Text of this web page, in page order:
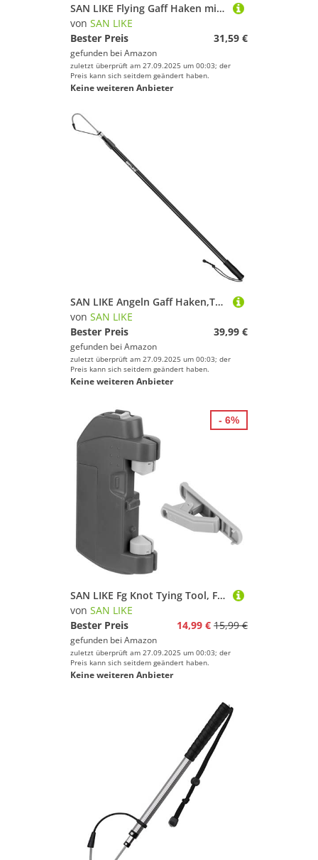
SAN LIKE Flying Gaff Haken mit 6 m Seil, Großer Angelhaken Thunfischhaken 1/2 Zoll Gewinde mit 304 Edelstahl Giant Salzwasser Angeln Meer Fischlandung, Angelwerkzeug, Speer Haken
von SAN LIKE
Bester Preis
31,59 €
gefunden bei Amazon
zuletzt überprüft am 27.09.2025 um 00:03; der
Preis kann sich seitdem geändert haben.
Keine weiteren Anbieter
SAN LIKE Angeln Gaff Haken,Teleskop Gaff Haken Speer Haken Einziehbar Teleskop aus Aluminiumlegierung Angelzubehör Angelhaken mit Angelhaken und Gummigriff, geeignet für Süß- und Salzwasserangeln
von SAN LIKE
Bester Preis
39,99 €
gefunden bei Amazon
zuletzt überprüft am 27.09.2025 um 00:03; der
Preis kann sich seitdem geändert haben.
Keine weiteren Anbieter
SAN LIKE Fg Knot Tying Tool, Fg Knotenmaschine für Angelschnur, aus Edelstahl, Elektrisches Angelhaken Zubehör für Wasserwaage, Grau
von SAN LIKE
Bester Preis
14,99 € 15,99 €
gefunden bei Amazon
zuletzt überprüft am 27.09.2025 um 00:03; der
Preis kann sich seitdem geändert haben.
Keine weiteren Anbieter
- 6%